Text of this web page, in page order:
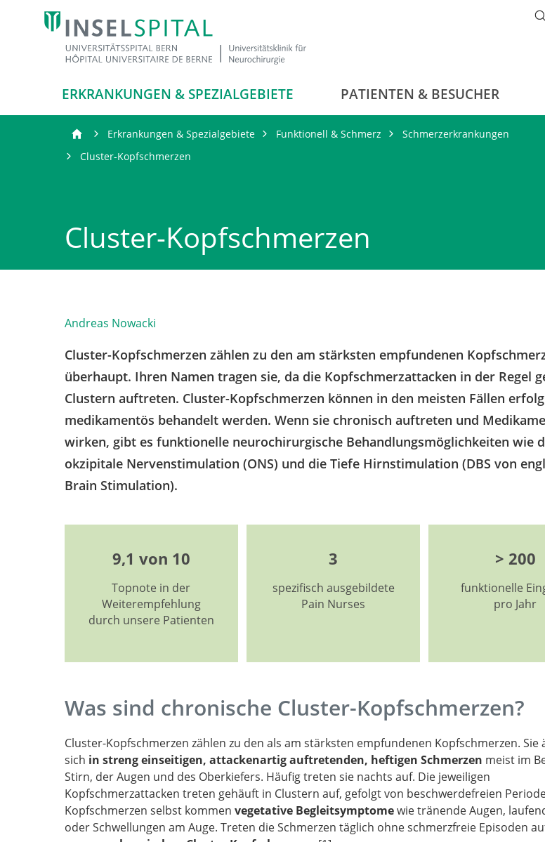
ERKRANKUNGEN & SPEZIALGEBIETE PATIENTEN & BESUCHER
Erkrankungen & Spezialgebiete Funktionell & Schmerz
Schmerzerkrankungen
Cluster-Kopfschmerzen
Cluster-Kopfschmerzen
Andreas Nowacki
Cluster-Kopfschmerzen zählen zu den am stärksten empfundenen
überhaupt. Ihren Namen tragen sie, da die Kopfschmerzattacken in der Regel
Clustern auftreten. Cluster-Kopfschmerzen können in den meisten Fällen
medikamentös behandelt werden. Wenn sie chronisch auftreten und
wirken, gibt es funktionelle neurochirurgische Behandlungsmöglichkeiten wie
okzipitale Nervenstimulation (ONS) und die Tiefe Hirnstimulation (DBS von
Brain Stimulation).
9,1 von 10
Topnote in der
Weiterempfehlung
durch unsere Patienten
3
spezifisch ausgebildete
Pain Nurses
> 200
funktionelle
pro Jahr
Was sind chronische Cluster-Kopfschmerzen?
Cluster-Kopfschmerzen zählen zu den als am stärksten empfundenen Kopfschmerzen. Sie
sich in streng einseitigen, attackenartig auftretenden, heftigen Schmerzen meist im
Stirn, der Augen und des Oberkiefers. Häufig treten sie nachts auf. Die jeweiligen
Kopfschmerzattacken treten gehäuft in Clustern auf, gefolgt von beschwerdefreien
Kopfschmerzen selbst kommen vegetative Begleitsymptomewie tränende Augen,
oder Schwellungen am Auge. Treten die Schmerzen täglich ohne schmerzfreie Episoden